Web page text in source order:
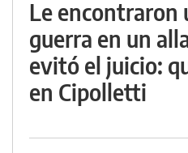
Le encontraron
guerra en un
evitó el juicio:
en Cipolletti